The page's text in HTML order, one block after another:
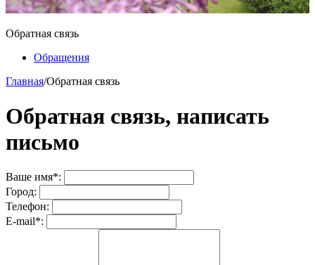
Обратная связь
Обращения
Главная/Обратная связь
Обратная связь, написать
письмо
Ваше имя*:
Город:
Телефон:
E-mail*: